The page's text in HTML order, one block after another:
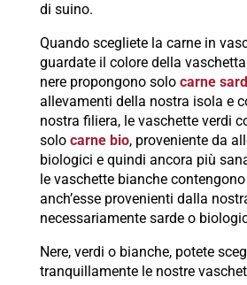
di suino.
Quando scegliete la carne in
guardate il colore della
nere propongono solo carne
allevamenti della nostra isola e
nostra filiera, le vaschette verdi
solo carne bio, proveniente da
biologici e quindi ancora più
le vaschette bianche contengono
anch’esse provenienti dalla
necessariamente sarde o
Nere, verdi o bianche, potete
tranquillamente le nostre